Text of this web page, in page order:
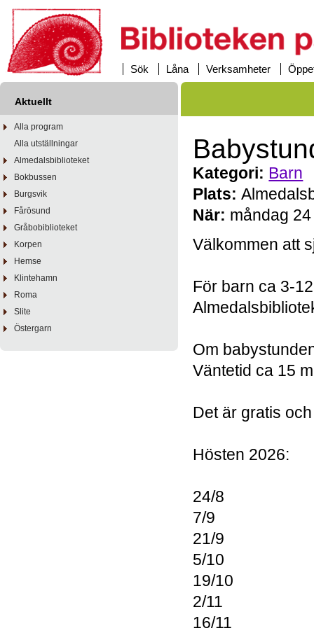
Sök Låna Verksamheter
Aktuellt
Alla program
Alla utställningar
Almedalsbiblioteket
Bokbussen
Burgsvik
Fårösund
Gråbobiblioteket
Korpen
Hemse
Klintehamn
Roma
Slite
Östergarn
Kategori: Barn
Plats:
När: måndag
Välkommen att
För barn ca 3-
Om
Väntetid ca 15
Det är gratis
Hösten 2026:
24/8
7/9
21/9
5/10
19/10
2/11
16/11